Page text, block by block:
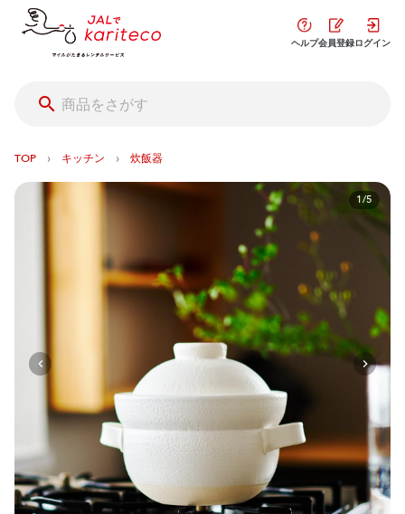
ヘルプ会員登録ログイン
TOP › キッチン › 炊飯器
1/5